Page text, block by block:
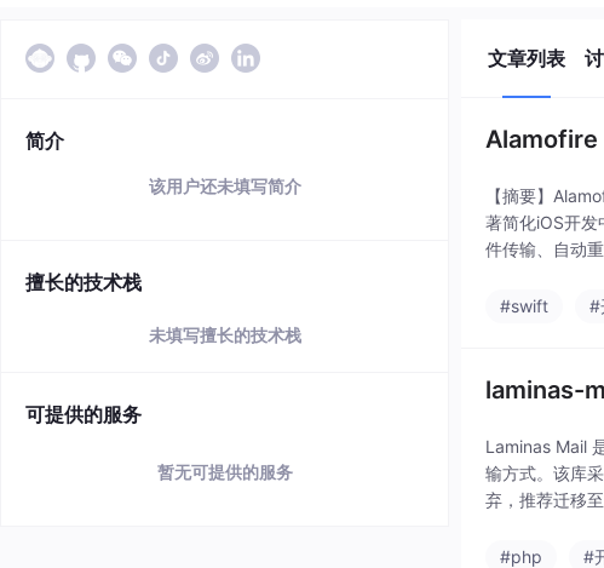
简介
该用户还未填写简介
擅长的技术栈
未填写擅长的技术栈
可提供的服务
暂无可提供的服务
文章列表
Alamofire
【摘要】
著简化iOS开
件传输、自动
#swift #
laminas-
Laminas Mail
输方式。该库
弃，推荐迁移
#php #